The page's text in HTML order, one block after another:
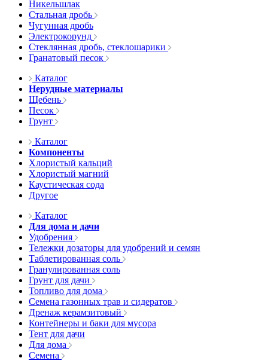
Никельшлак
Стальная дробь
Чугунная дробь
Электрокорунд
Стеклянная дробь, стеклошарики
Гранатовый песок
Каталог
Нерудные материалы
Щебень
Песок
Грунт
Каталог
Компоненты
Хлористый кальций
Хлористый магний
Каустическая сода
Другое
Каталог
Для дома и дачи
Удобрения
Тележки дозаторы для удобрений и семян
Таблетированная соль
Гранулированная соль
Грунт для дачи
Топливо для дома
Семена газонных трав и сидератов
Дренаж керамзитовый
Контейнеры и баки для мусора
Тент для дачи
Для дома
Семена